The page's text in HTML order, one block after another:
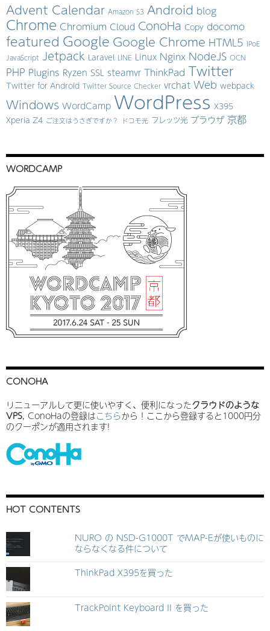
Advent Calendar Amazon S3 Android blog
Chrome Chromium Cloud ConoHa Copy docomo
featured Google Google Chrome HTML5 IPoE
JavaScript Jetpack Laravel LINE Linux Nginx NodeJS OCN
PHP Plugins Ryzen SSL steamvr ThinkPad Twitter
Twitter for Android Twitter Source Checker vrchat Web webpack
Windows WordCamp WordPress X395
Xperia Z4 ご注文はうさぎですか？ ドコモ光 フレッツ光 ブラウザ 京都
WORDCAMP
CONOHA
リニューアルして更に使いやすく、便利になったクラウドのような
VPS, ConoHaの登録はこちらから！ここから登録すると1000円分
のクーポンが適用されます!
HOT CONTENTS
NURO の NSD-G1000T でMAP-Eが使いものに
ならなくなる件について
ThinkPad X395を買った
TrackPoint Keyboard II を買った